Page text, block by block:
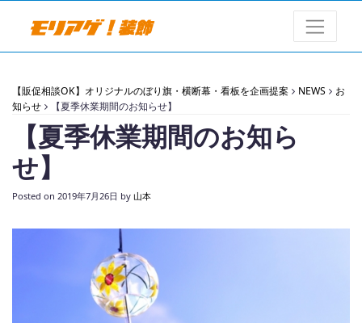
【販促相談OK】オリジナルのぼり旗・横断幕・看板を企画提案 NEWS
お
知らせ
【夏季休業期間のお知らせ】
【夏季休業期間のお知ら
せ】
Posted on 2019年7月26日 by 山本